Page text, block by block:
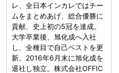
レ、全日本インカレではチー
ムをまとめあげ、総合優勝に
貢献、史上初の5冠を達成。
大学卒業後、旭化成へ入社
し、全種目で自己ベストを更
新。2016年6月末に旭化成を
退社し独立。株式会社OFFIC